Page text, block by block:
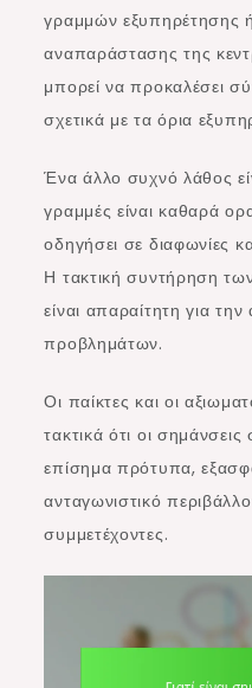
γραμμών εξυπηρέτησης
αναπαράστασης της
μπορεί να προκαλέσει
σχετικά με τα όρια
Ένα άλλο συχνό λάθος
γραμμές είναι καθαρά
οδηγήσει σε διαφωνίες
Η τακτική συντήρηση
είναι απαραίτητη για
προβλημάτων.
Οι παίκτες και οι
τακτικά ότι οι
επίσημα πρότυπα,
ανταγωνιστικό
συμμετέχοντες.